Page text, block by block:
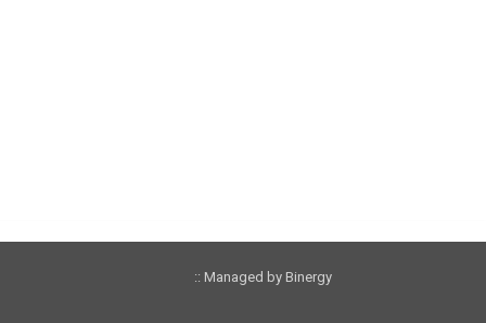
:: Managed by Binergy